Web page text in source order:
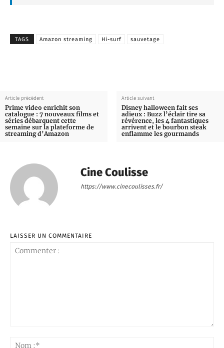
TAGS Amazon streaming Hi-surf sauvetage
Article précédent
Prime video enrichit son
catalogue : 7 nouveaux films et
séries débarquent cette
semaine sur la plateforme de
streaming d’Amazon
Article suivant
Disney halloween fait ses
adieux : Buzz l’éclair tire sa
révérence, les 4 fantastiques
arrivent et le bourbon steak
enflamme les gourmands
Cine Coulisse
https://www.cinecoulisses.fr/
LAISSER UN COMMENTAIRE